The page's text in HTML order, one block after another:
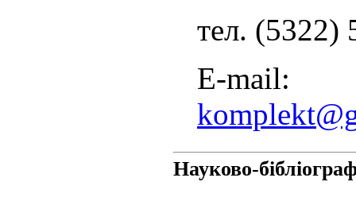
тел. (5322)
E-mail:
Науково-